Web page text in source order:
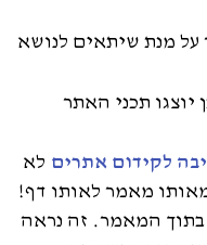
על מנת שיתאים לנושא
יוצגו תכני האתר
לקידום אתרים לא
מאמר לאותו דף!
בתוך המאמר. זה נראה